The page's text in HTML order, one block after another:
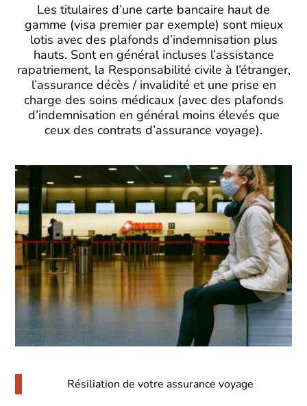
Les titulaires d’une carte bancaire haut de
gamme (visa premier par exemple) sont mieux
lotis avec des plafonds d’indemnisation plus
hauts. Sont en général incluses l’assistance
rapatriement, la Responsabilité civile à l’étranger,
l’assurance décès / invalidité et une prise en
charge des soins médicaux (avec des plafonds
d’indemnisation en général moins élevés que
ceux des contrats d’assurance voyage).
Résiliation de votre assurance voyage